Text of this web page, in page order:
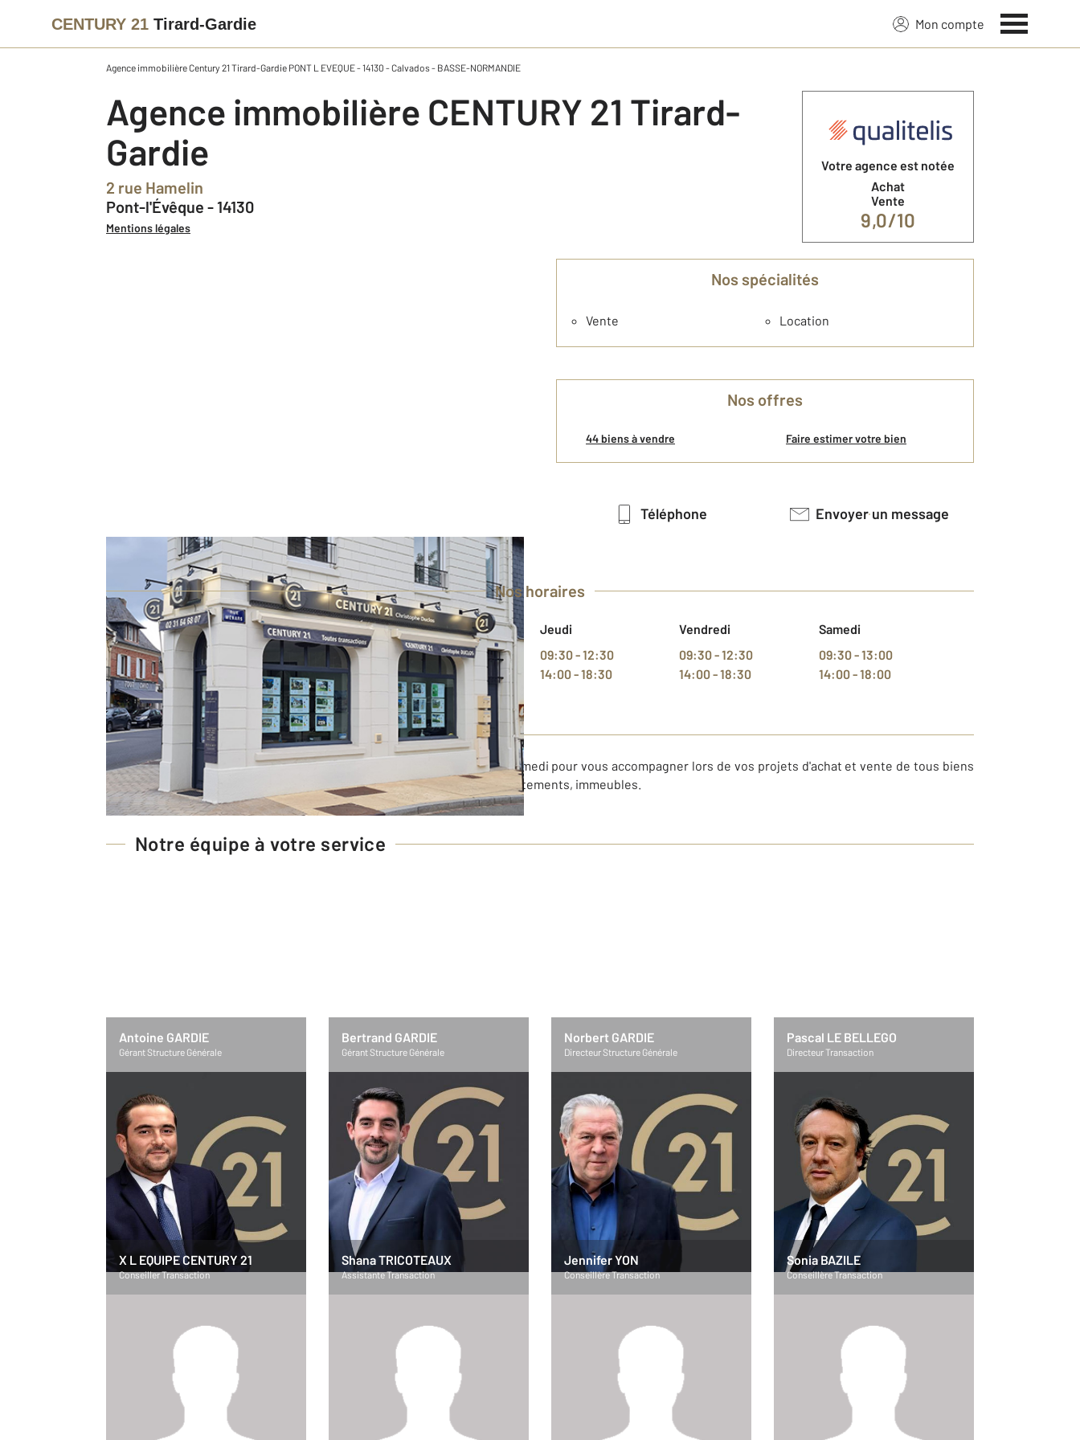
CENTURY 21 Tirard-Gardie Mon compte
Agence immobilière Century 21 Tirard-Gardie PONT L EVEQUE - 14130 - Calvados - BASSE-NORMANDIE
Agence immobilière CENTURY 21 Tirard-
Gardie
2 rue Hamelin
Pont-l'Évêque - 14130
Mentions légales
Votre agence est notée
Achat
Vente
9,0/10
Nos spécialités
Vente Location
Nos offres
44 biens à vendre Faire estimer votre bien
Téléphone Envoyer un message
Nos horaires
Lundi
09:30 - 12:30
14:00 - 18:30
Mardi
09:30 - 12:30
14:00 - 18:30
Mercredi
09:30 - 12:30
14:00 - 18:30
Jeudi
09:30 - 12:30
14:00 - 18:30
Vendredi
09:30 - 12:30
14:00 - 18:30
Samedi
09:30 - 13:00
14:00 - 18:00
Présentation de notre agence
Toute l'équipe de l'agence de Pont L'Evêque vous accueille du lundi au samedi pour vous accompagner lors de vos projets d'achat et vente de tous biens
immobiliers : propriétés normandes, maisons, villas, haras, terrains, appartements, immeubles.
Notre équipe à votre service
Antoine GARDIE
Gérant Structure Générale
Bertrand GARDIE
Gérant Structure Générale
Norbert GARDIE
Directeur Structure Générale
Pascal LE BELLEGO
Directeur Transaction
X L EQUIPE CENTURY 21
Conseiller Transaction
Shana TRICOTEAUX
Assistante Transaction
Jennifer YON
Conseillère Transaction
Sonia BAZILE
Conseillère Transaction